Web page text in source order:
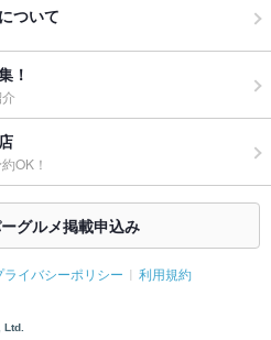
ついて
！
OK！
グルメ掲載申込み
ライバシーポリシー 利用規約
Ltd.